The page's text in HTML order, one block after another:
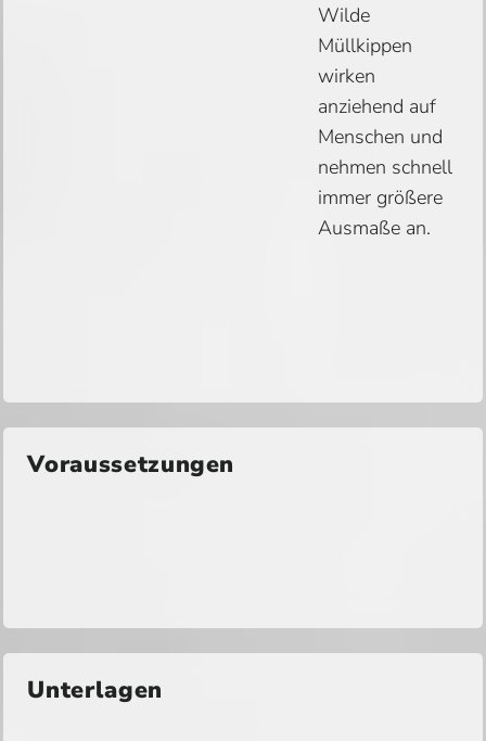
Wilde
Müllkippen
wirken
anziehend auf
Menschen und
nehmen schnell
immer größere
Ausmaße an.
Voraussetzungen
Unterlagen